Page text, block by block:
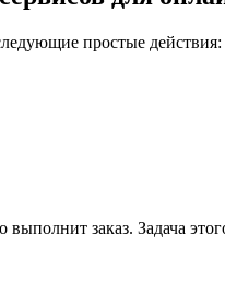
простые действия:
заказ. Задача